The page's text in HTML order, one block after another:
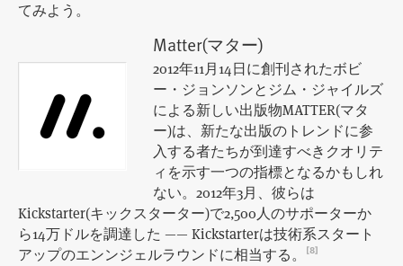
てみよう。
Matter(マター)
2012年11月14日に創刊されたボビ
ー・ジョンソンとジム・ジャイルズ
による新しい出版物MATTER(マタ
ー)は、新たな出版のトレンドに参
入する者たちが到達すべきクオリテ
ィを示す一つの指標となるかもしれ
ない。2012年3月、彼らは
Kickstarter(キックスターター)で2,500人のサポーターか
ら14万ドルを調達した —— Kickstarterは技術系スタート
アップのエンンジェルラウンドに相当する。
[8]